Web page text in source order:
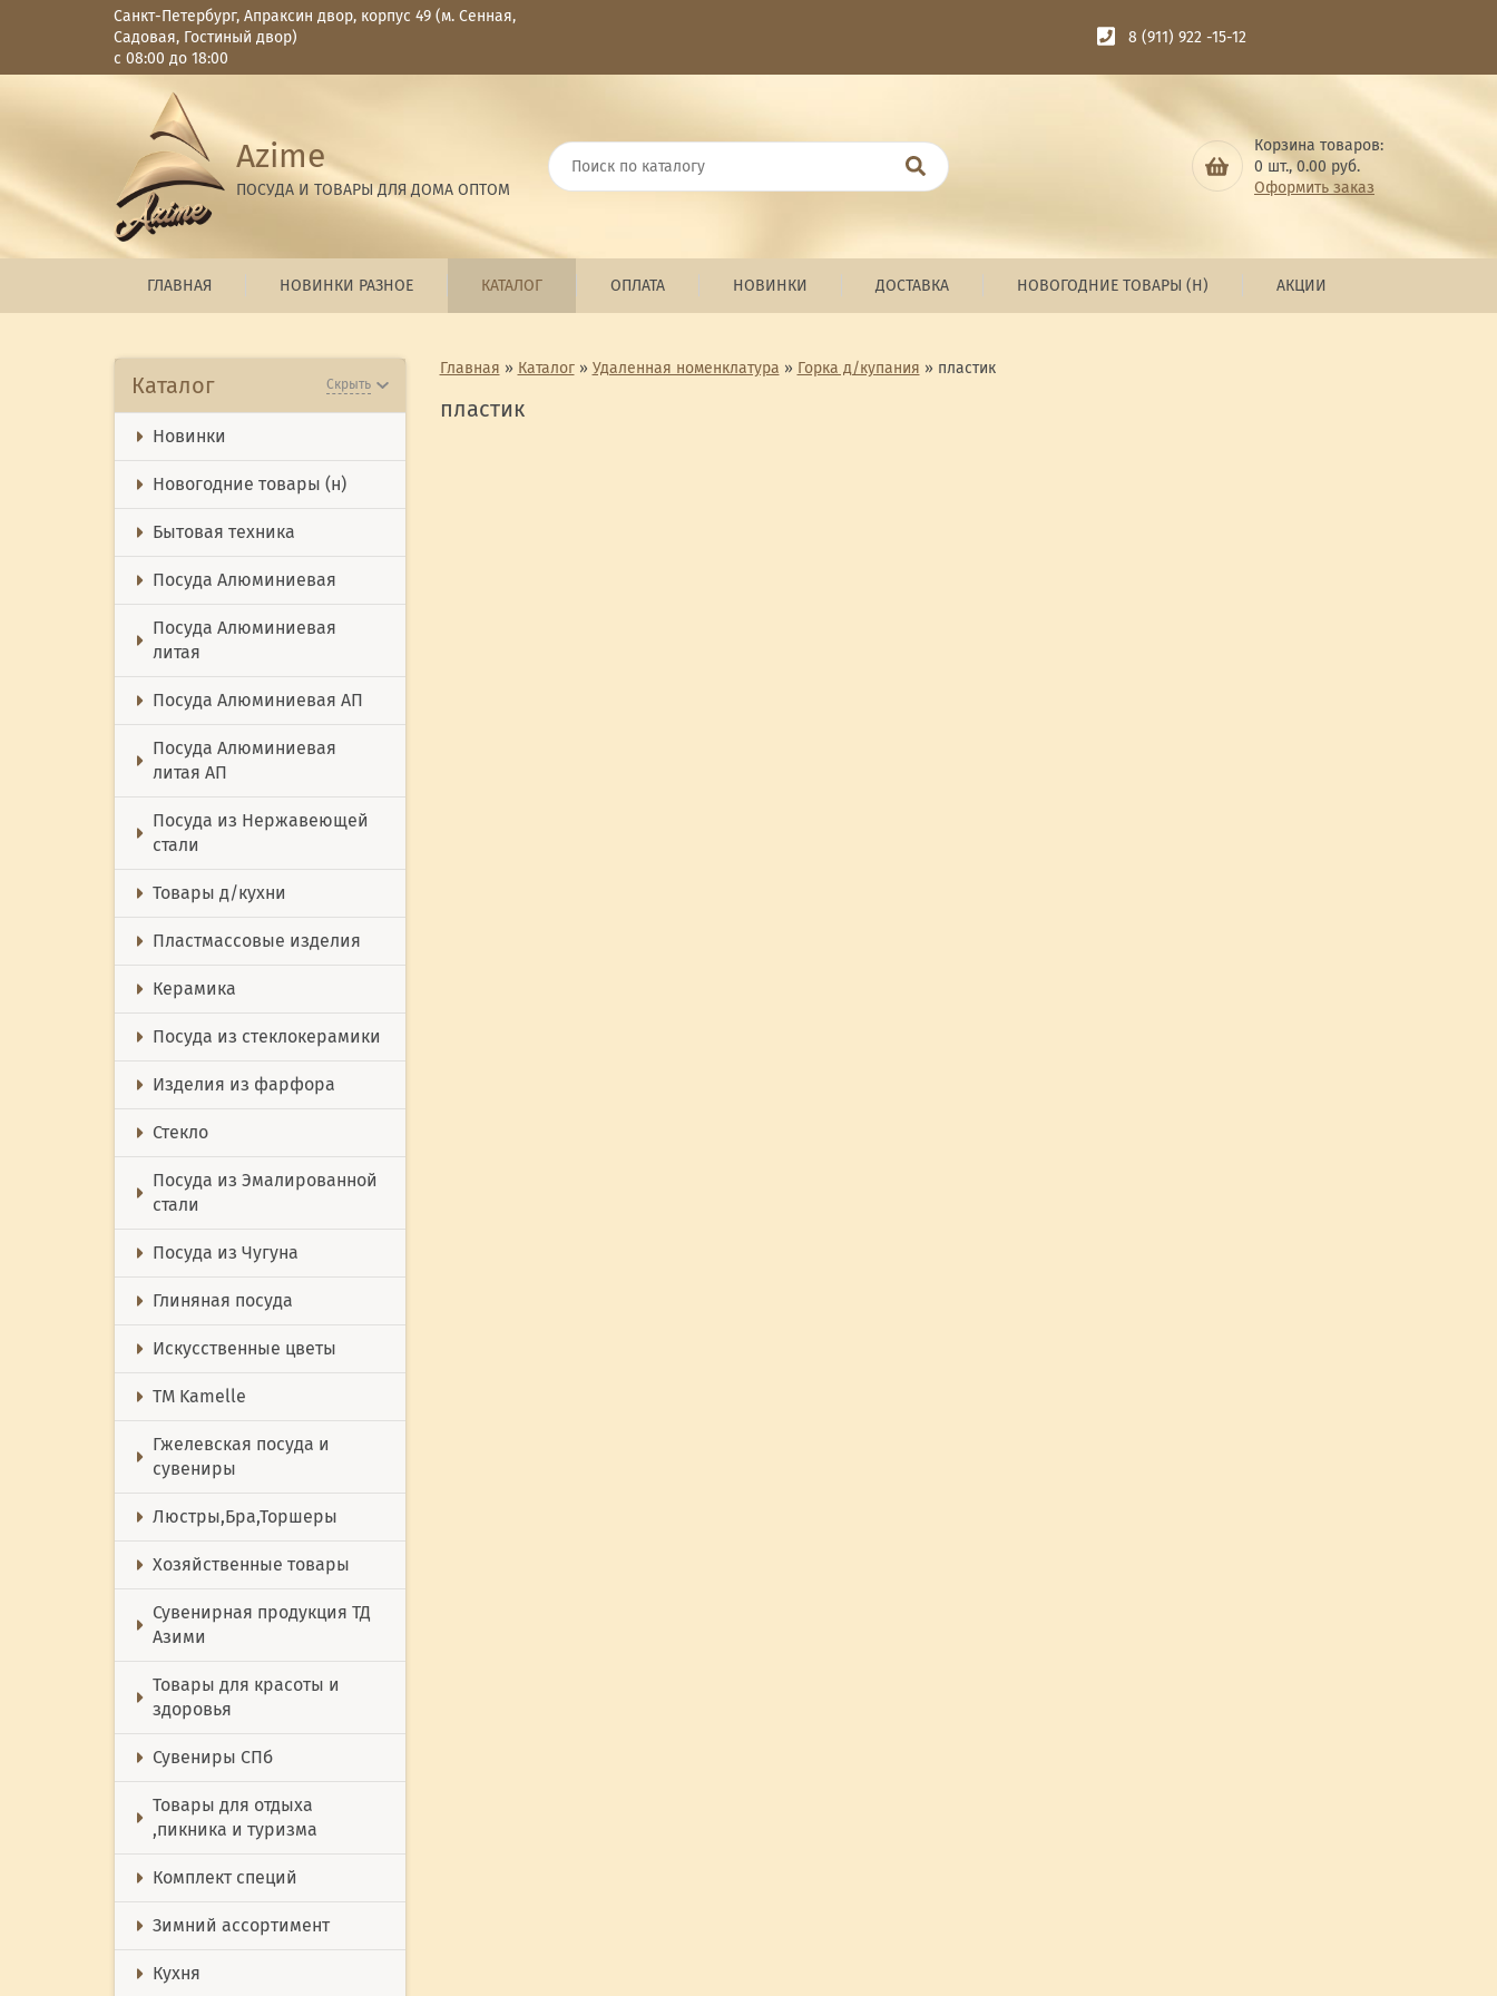
Санкт-Петербург, Апраксин двор, корпус 49 (м. Сенная,
Садовая, Гостиный двор)
с 08:00 до 18:00
8 (911) 922 -15-12
Azime
ПОСУДА И ТОВАРЫ ДЛЯ ДОМА ОПТОМ
Корзина товаров:
0 шт.,0.00 руб.
Оформить заказ
ГЛАВНАЯ НОВИНКИ РАЗНОЕ КАТАЛОГ ОПЛАТА НОВИНКИ ДОСТАВКА НОВОГОДНИЕ ТОВАРЫ (Н) АКЦИИ
Каталог Скрыть
Новинки
Новогодние товары (н)
Бытовая техника
Посуда Алюминиевая
Посуда Алюминиевая
литая
Посуда Алюминиевая АП
Посуда Алюминиевая
литая АП
Посуда из Нержавеющей
стали
Товары д/кухни
Пластмассовые изделия
Керамика
Посуда из стеклокерамики
Изделия из фарфора
Стекло
Посуда из Эмалированной
стали
Посуда из Чугуна
Глиняная посуда
Искусственные цветы
ТМ Kamelle
Гжелевская посуда и
сувениры
Люстры,Бра,Торшеры
Хозяйственные товары
Сувенирная продукция ТД
Азими
Товары для красоты и
здоровья
Сувениры СПб
Товары для отдыха
,пикника и туризма
Комплект специй
Зимний ассортимент
Кухня
Главная » Каталог» Удаленная номенклатура » Горка д/купания » пластик
пластик